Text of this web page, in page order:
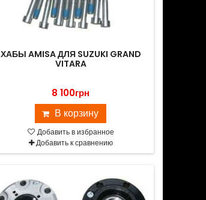
ХАБЫ AMISA ДЛЯ SUZUKI GRAND
VITARA
8 100грн
В корзину
Добавить в избранное
Добавить к сравнению